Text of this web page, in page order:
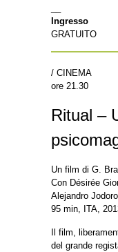
Ingresso
GRATUITO
/ CINEMA
ore 21.30
Ritual –
Un film di G.
Con Désirée
Alejandro
95 min, ITA,
Il film,
del grande